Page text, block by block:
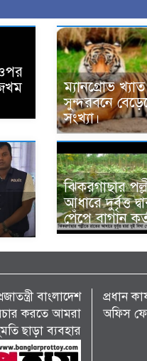
ম্যানগ্রোভ
সুন্দরবনে
সংখ্যা।
ঝিকরগাছার
আধারে দুর্বৃত্ত
পেঁপে বাগান
বাংলাদেশ
করতে আমরা
ছাড়া ব্যবহার
প্রধান
অফিস